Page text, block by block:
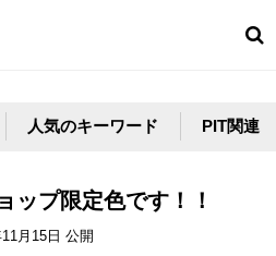
人気のキーワード PIT関連
ップ限定色です！！
月15日 公開